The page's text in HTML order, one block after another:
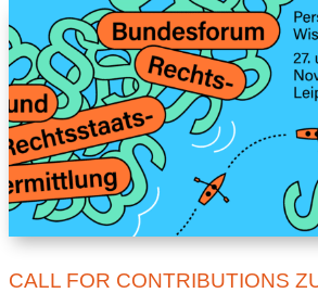
CALL FOR CONTRIBUTIONS